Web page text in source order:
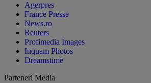
Agerpres
France Presse
News.ro
Reuters
Profimedia Images
Inquam Photos
Dreamstime
Parteneri Media